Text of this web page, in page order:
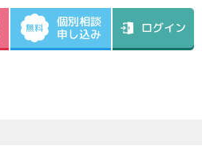
無料 個別相談
申し込み ログイン